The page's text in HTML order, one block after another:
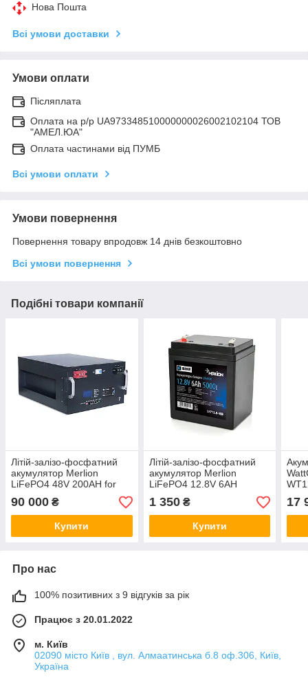
Нова Пошта
Всі умови доставки
Умови оплати
Післяплата
Оплата на р/р UA973348510000000026002102104 ТОВ
"АМЕЛ.ЮА"
Оплата частинами від ПУМБ
Всі умови оплати
Умови повернення
Повернення товару впродовж 14 днів безкоштовно
Всі умови повернення
Подібні товари компанії
Літій-залізо-фосфатний
акумулятор Merlion
LiFePO4 48V 200AH for
Solar,(440x580x270), 5000
циклів Q1
90 000 ₴
Купити
Літій-залізо-фосфатний
акумулятор Merlion
LiFePO4 12.8V 6AH
(4S1P/BMS-5A),
(90х70х101(107)) для
1 350₴
Купити
V
17
Про нас
100% позитивних з 9 відгуків за рік
Працює з 20.01.2022
м. Київ
02090 місто Київ , вул. Алмаатинська б.8 оф.306, Київ,
Україна